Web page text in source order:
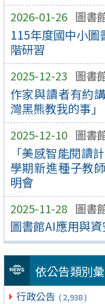
2026-01-26 圖書
115年度國中小
階研習
2025-12-23 圖書
作家與讀者有約
灣黑熊教我的事」
2025-12-10 圖書
「美感智能閱讀
學期新進種子教
明會
2025-11-28 圖書
圖書館AI應用與
依公告類別
行政公告 ( 2,938 )